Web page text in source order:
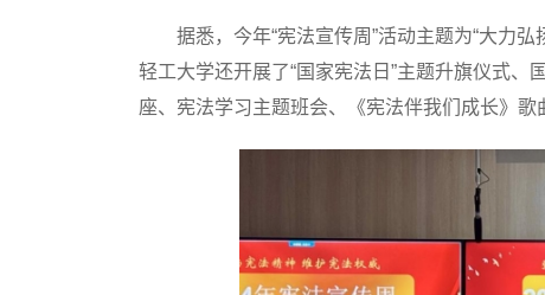
据悉，今年“宪法宣传周”活动主题为“大力弘
轻工大学还开展了“国家宪法日”主题升旗仪式
座、宪法学习主题班会、《宪法伴我们成长》歌